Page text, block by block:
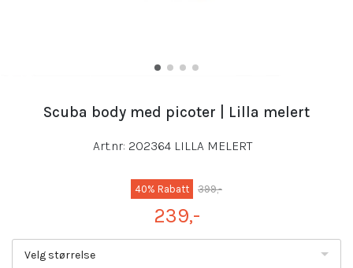
Scuba body med picoter | Lilla melert
Art.nr: 202364 LILLA MELERT
40% Rabatt 399,-
239,-
Velg størrelse